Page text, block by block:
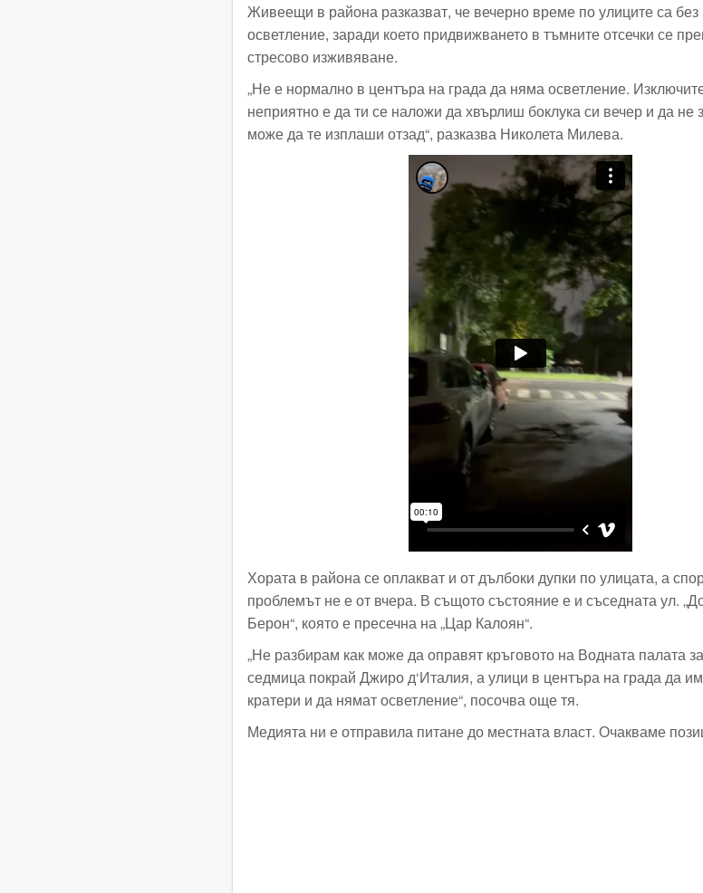
Живеещи в района разказват, че вечерно време по улиците са без
осветление, заради което придвижването в тъмните отсечки се
стресово изживяване.
„Не е нормално в центъра на града да няма осветление.
неприятно е да ти се наложи да хвърлиш боклука си вечер и да не
може да те изплаши отзад“, разказва Николета Милева.
Хората в района се оплакват и от дълбоки дупки по улицата, а
проблемът не е от вчера. В същото състояние е и съседната ул.
Берон“, която е пресечна на „Цар Калоян“.
„Не разбирам как може да оправят кръговото на Водната палата
седмица покрай Джиро д‘Италия, а улици в центъра на града да
кратери и да нямат осветление“, посочва още тя.
Медията ни е отправила питане до местната власт. Очакваме